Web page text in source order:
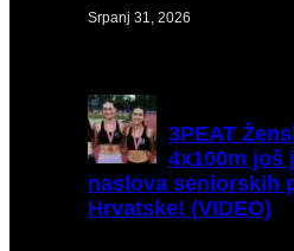
Srpanj 31, 2026
3PEAT
4x100m još
naslova seniorskih
Hrvatske! (VIDEO)